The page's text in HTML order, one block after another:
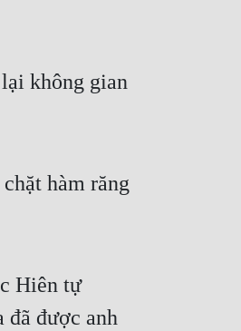
không gian
hàm răng
Hiên tự
đã được anh